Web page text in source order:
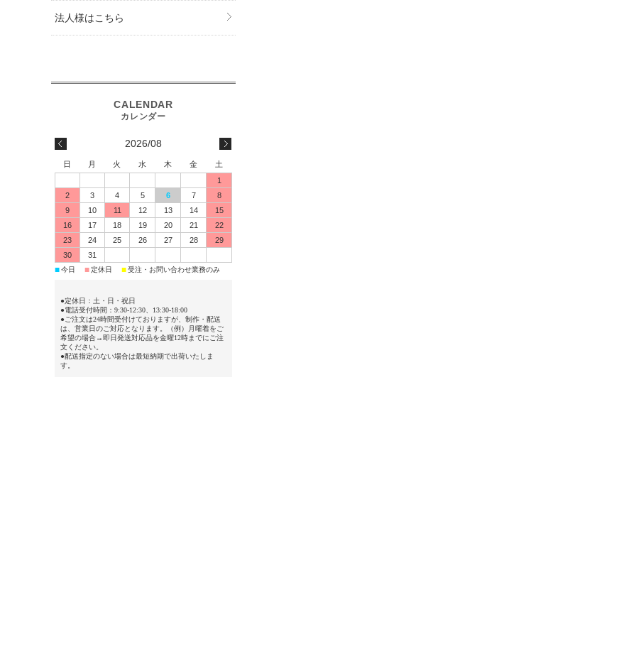
法人様はこちら
2026/08
日 月 火 水 木 金
土
1
2
3 4 5 6 7
8
9
10 11 12 13 14
15
16
17 18 19 20 21
22
23
24 25 26 27 28
29
30
31
■今日 ■定休日 ■受注・お問い合わせ業務のみ
●定休日：土・日・祝日
●電話受付時間：9:30-12:30、13:30-18:00
●ご注文は24時間受付けておりますが、制作・配送
は、営業日のご対応となります。（例）月曜着をご
希望の場合→即日発送対応品を金曜12時までにご注
文ください。
●配送指定のない場合は最短納期で出荷いたしま
す。